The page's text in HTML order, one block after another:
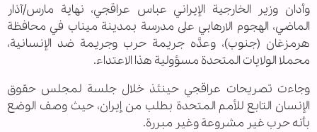
وأدان وزير الخارجية الإيراني عباس عراقجي، نهاية مارس/آذار
الماضي، الهجوم الارهابي على مدرسة بمدينة ميناب في محافظة
هرمزغان (جنوب)، وعدَّه جريمة حرب وجريمة ضد الإنسانية،
محملا الولايات المتحدة مسؤولية هذا الاعتداء.
وجاءت تصريحات عراقجي حينئذ خلال جلسة لمجلس حقوق
الإنسان التابع للأمم المتحدة بطلب من إيران، حيث وصف الوضع
بأنه حرب غير مشروعة وغير مبررة.